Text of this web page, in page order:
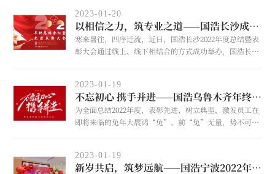
2023-01-20
以相信之力，筑专业之道——国浩长沙成功举办2022年度总结暨表彰大会
寒来暑往，四序迁流，近日，国浩长沙2022年度总结暨表
彰大会通过线上、线下相结合的方式成功举办，国浩长沙
2023-01-19
不忘初心 携手并进——国浩乌鲁木齐年终盛典暨工作总结大会圆满举行
为全面总结2022年度，表彰先进、树立典型，激发员工在
即将来临的兔年大展鸿“兔”、前“兔”无量，势不可
堂，共同回顾2022年的点点滴滴，揭开2023年的华丽篇
章。
2023-01-19
新岁共启，筑梦远航——国浩宁波2022年度年终总结表彰大会顺利召开